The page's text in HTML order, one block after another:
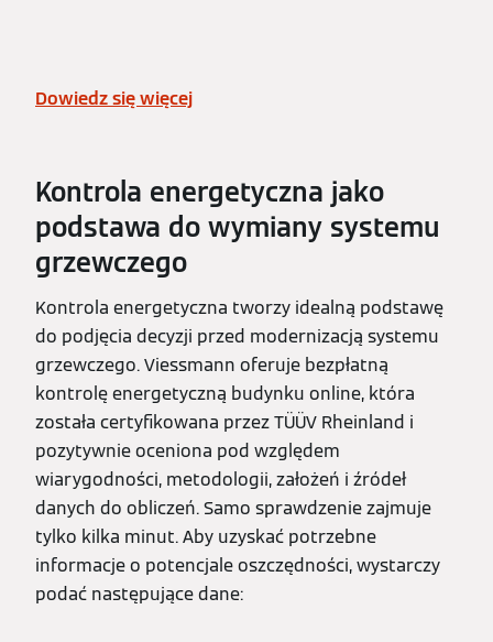
Dowiedz się więcej
Kontrola energetyczna jako
podstawa do wymiany systemu
grzewczego
Kontrola energetyczna tworzy idealną podstawę
do podjęcia decyzji przed modernizacją systemu
grzewczego. Viessmann oferuje bezpłatną
kontrolę energetyczną budynku online, która
została certyfikowana przez TÜÜV Rheinland i
pozytywnie oceniona pod względem
wiarygodności, metodologii, założeń i źródeł
danych do obliczeń. Samo sprawdzenie zajmuje
tylko kilka minut. Aby uzyskać potrzebne
informacje o potencjale oszczędności, wystarczy
podać następujące dane: